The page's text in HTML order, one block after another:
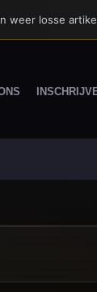
weer losse